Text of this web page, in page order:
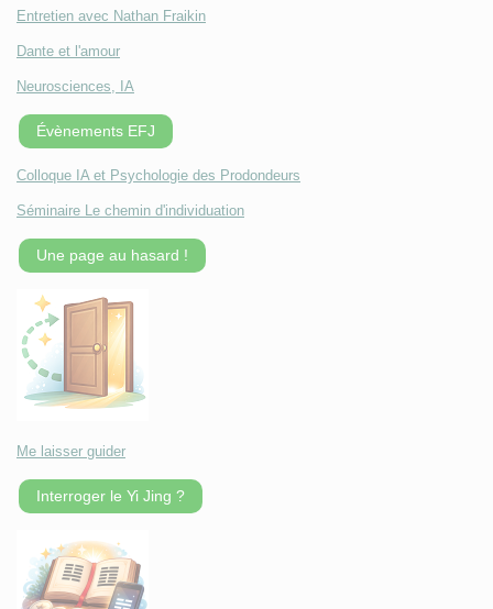
Entretien avec Nathan Fraikin
Dante et l'amour
Neurosciences, IA
Évènements EFJ
Colloque IA et Psychologie des Prodondeurs
Séminaire Le chemin d'individuation
Une page au hasard !
Me laisser guider
Interroger le Yi Jing ?